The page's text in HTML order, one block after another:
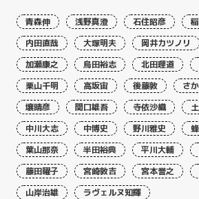
青森伸 浅野真澄 石住昭彦
内田直哉
大塚明夫 岡井カツノリ
加瀬康之
烏田裕志 北田理道
栗山千明
高坂宙 後藤敦 さ
壤晴彦
関口雄吾 寺依沙織
中川大志
中博史 野川雅史
葉山那奈
半田裕典 平川大輔
藤田曜子
宮崎敦吉 宮本誉之
山岸治雄
ラヴェルヌ知輝